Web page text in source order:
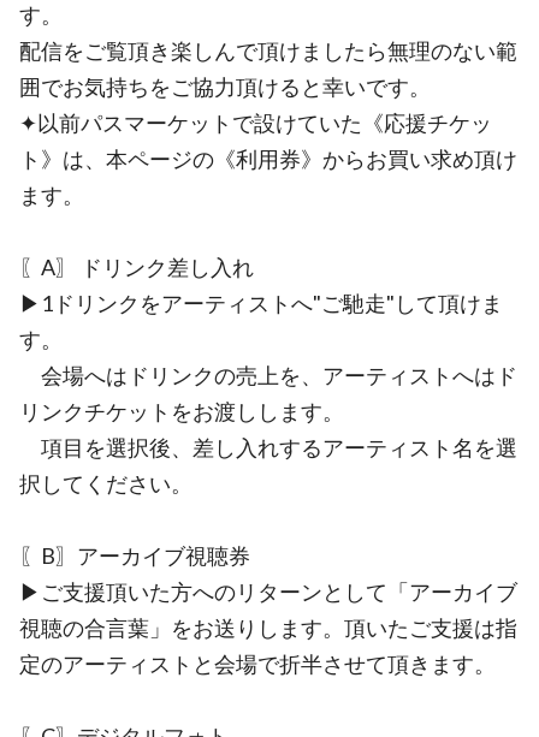
す。
配信をご覧頂き楽しんで頂けましたら無理のない範
囲でお気持ちをご協力頂けると幸いです。
✦以前パスマーケットで設けていた《応援チケッ
ト》は、本ページの《利用券》からお買い求め頂け
ます。
〖A〗 ドリンク差し入れ
▶︎1ドリンクをアーティストへ"ご馳走"して頂けま
す。
会場へはドリンクの売上を、アーティストへはド
リンクチケットをお渡しします。
項目を選択後、差し入れするアーティスト名を選
択してください。
〖B〗アーカイブ視聴券
▶︎ご支援頂いた方へのリターンとして「アーカイブ
視聴の合言葉」をお送りします。頂いたご支援は指
定のアーティストと会場で折半させて頂きます。